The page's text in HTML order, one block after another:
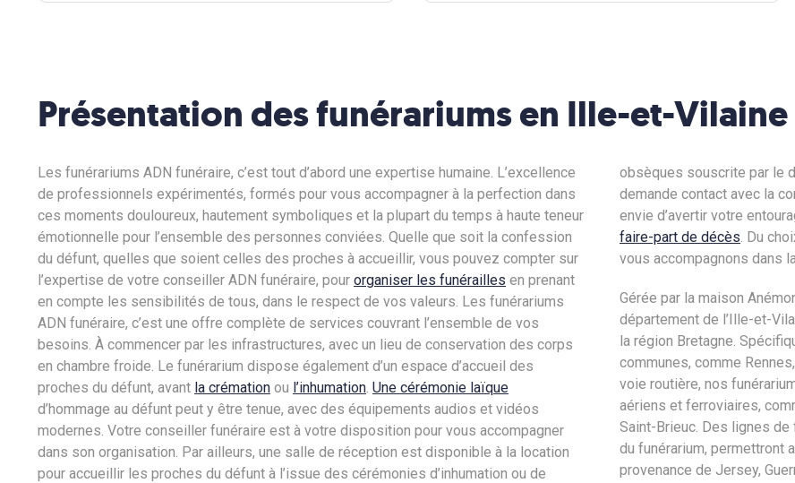
Présentation des funérariums en Ille-et-Vilaine
Les funérariums ADN funéraire, c’est tout d’abord une expertise humaine. L’excellence
de professionnels expérimentés, formés pour vous accompagner à la perfection dans
ces moments douloureux, hautement symboliques et la plupart du temps à haute teneur
émotionnelle pour l’ensemble des personnes conviées. Quelle que soit la confession
du défunt, quelles que soient celles des proches à accueillir, vous pouvez compter sur
l’expertise de votre conseiller ADN funéraire, pour organiser les funérailles en prenant
en compte les sensibilités de tous, dans le respect de vos valeurs. Les funérariums
ADN funéraire, c’est une offre complète de services couvrant l’ensemble de vos
besoins. À commencer par les infrastructures, avec un lieu de conservation des corps
en chambre froide. Le funérarium dispose également d’un espace d’accueil des
proches du défunt, avant la crémation ou l’inhumation Une cérémonie laïque
d’hommage au défunt peut y être tenue, avec des équipements audios et vidéos
modernes. Votre conseiller funéraire est à votre disposition pour vous accompagner
dans son organisation. Par ailleurs, une salle de réception est disponible à la location
pour accueillir les proches du défunt à l’issue des cérémonies d’inhumation ou de
obsèques souscrite par le
demande contact avec la
envie d’avertir votre
faire-part de décès . Du
vous accompagnons dans
Gérée par la maison
département de l’Ille-et-
la région Bretagne.
communes, comme
voie routière, nos
aériens et ferroviaires,
Saint-Brieuc. Des lignes
du funérarium, permettront
provenance de Jersey,